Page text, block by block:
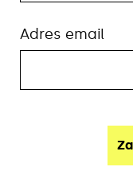
Adres email